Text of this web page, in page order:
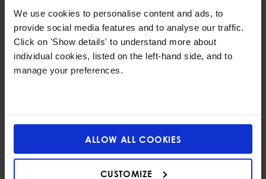
We use cookies to personalise content and ads, to
provide social media features and to analyse our traffic.
Click on 'Show details' to understand more about
individual cookies, listed on the left-hand side, and to
manage your preferences.
ALLOW ALL COOKIES
CUSTOMIZE
7. คลิปสอนภาษาอังกฤษบน
YouTube ช่วยคุณได้!
สำหรับคุณพ่อคุณแม่ที่ไม่เวลา สอนภาษาอังกฤษลูกเท่าไหร่ บน
สื่อออนไลน์อย่าง YouTube มีติวเตอร์ภาษาอังกฤษมากมาย ที่
8. เปลี่ยนสภาพแวดล้อมให้เอื้อ